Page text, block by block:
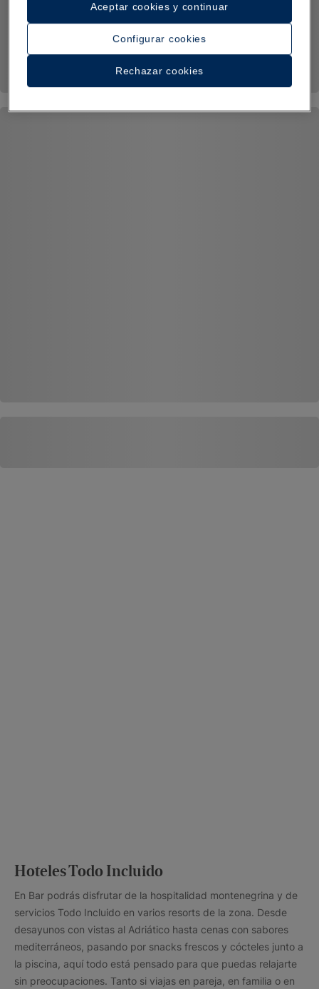
Hoteles Todo Incluido
En Bar podrás disfrutar de la hospitalidad montenegrina y de
servicios Todo Incluido en varios resorts de la zona. Desde
desayunos con vistas al Adriático hasta cenas con sabores
mediterráneos, pasando por snacks frescos y cócteles junto a
la piscina, aquí todo está pensado para que puedas relajarte
sin preocupaciones. Tanto si viajas en pareja, en familia o en
Configurar cookies
Rechazar cookies
Aceptar cookies y continuar